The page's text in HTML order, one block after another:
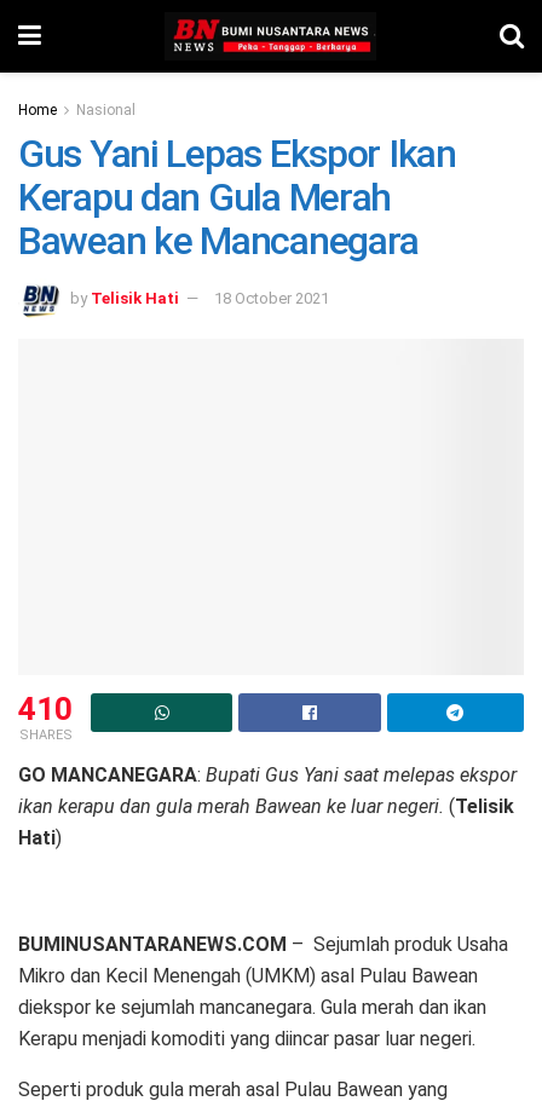
Home Nasional
Gus Yani Lepas Ekspor Ikan
Kerapu dan Gula Merah
Bawean ke Mancanegara
by Telisik Hati 18 October 2021
410
SHARES
GO MANCANEGARA: Bupati Gus Yani saat melepas ekspor
ikan kerapu dan gula merah Bawean ke luar negeri. (Telisik
Hati)
BUMINUSANTARANEWS.COM – Sejumlah produk Usaha
Mikro dan Kecil Menengah (UMKM) asal Pulau Bawean
diekspor ke sejumlah mancanegara. Gula merah dan ikan
Kerapu menjadi komoditi yang diincar pasar luar negeri.
Seperti produk gula merah asal Pulau Bawean yang